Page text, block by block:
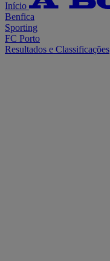
Início
Benfica
Sporting
FC Porto
Resultados e Classificações